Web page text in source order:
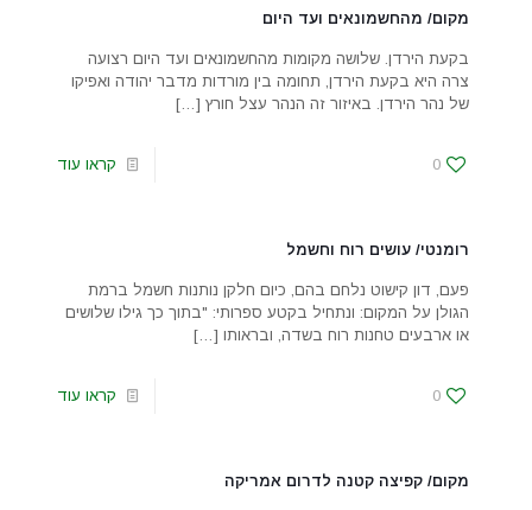
מקום/ מהחשמונאים ועד היום
בקעת הירדן. שלושה מקומות מהחשמונאים ועד היום רצועה
צרה היא בקעת הירדן, תחומה בין מורדות מדבר יהודה ואפיקו
של נהר הירדן. באיזור זה הנהר עצל חורץ […]
0 קראו עוד
רומנטי/ עושים רוח וחשמל
פעם, דון קישוט נלחם בהם, כיום חלקן נותנות חשמל ברמת
הגולן על המקום: ונתחיל בקטע ספרותי: "בתוך כך גילו שלושים
או ארבעים טחנות רוח בשדה, ובראותו […]
0 קראו עוד
מקום/ קפיצה קטנה לדרום אמריקה